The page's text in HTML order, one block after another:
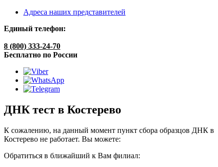
Адреса наших представителей
Единый телефон:
8 (800) 333-24-70
Бесплатно по России
ДНК тест в Костерево
К сожалению, на данный момент пункт сбора образцов ДНК в
Костерево не работает. Вы можете:
Обратиться в ближайший к Вам филиал: